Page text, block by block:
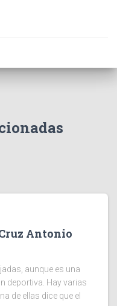
Antonio
aunque es una
deportiva. Hay varias
de ellas dice que el